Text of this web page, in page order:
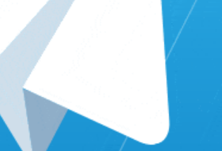
أو خدماتك. أجب على أسئلتهم
أدائك. استخدم أدوات مثل تويتر
قارن بين مختلف التغريدات